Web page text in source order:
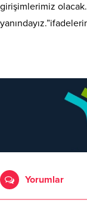
girişimlerimiz
Yorumlar